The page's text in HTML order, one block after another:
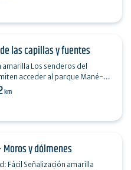
las capillas y fuentes
acceder al parque Mané-
de juegos infantiles, mesas de
km
y dólmenes
amarilla